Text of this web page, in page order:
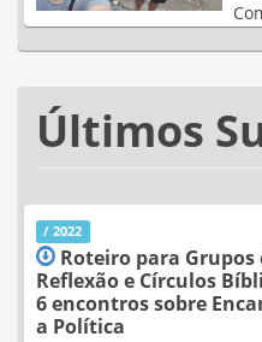
Últimos
/ 2022
Roteiro para Grupos
Reflexão e Círculos
6 encontros sobre
a Política